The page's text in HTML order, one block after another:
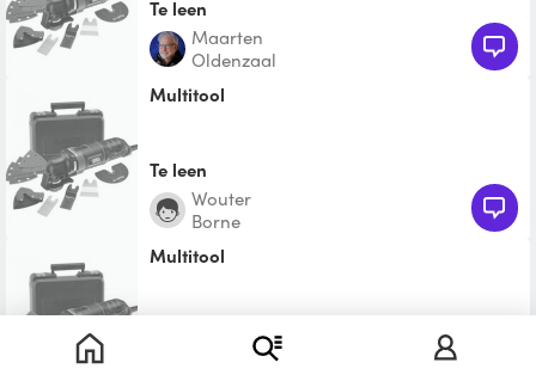
Te leen
Maarten
Oldenzaal
Multitool
Te leen
Wouter
Borne
Multitool